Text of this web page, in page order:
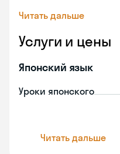
Читать дальше
Услуги и цены
Японский язык
Уроки японского
Читать дальше